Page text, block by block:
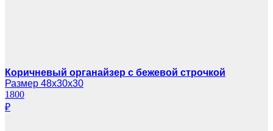
Коричневый органайзер с бежевой строчкой
Размер 48х30х30
1800
₽